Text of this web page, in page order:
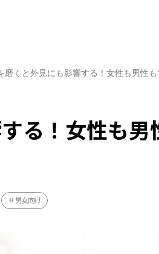
磨くと外見にも影響する！女性も男性
る！女性も男
男女向け